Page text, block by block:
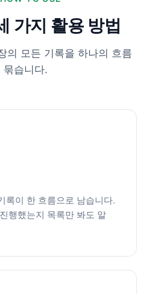
가지 활용 방법
의 모든 기록을 하나의 흐름
묶습니다.
록이 한 흐름으로 남습니다.
행했는지 목록만 봐도 알